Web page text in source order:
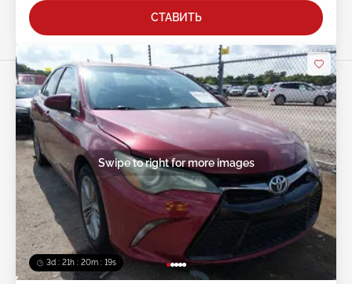
СТАВИТЬ
3d : 21h : 20m : 15s
Swipe to right for more images